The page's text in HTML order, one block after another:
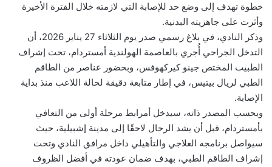
خطوة تهدف إلى وضع حد للإصابة التي لازمته خلال الفترة الأخيرة
وأثرت على جاهزيته البدنية.
وذكر النادي، في بلاغ رسمي صدر يوم الثلاثاء 27 يناير 2026، أن
التدخل الجراحي أُجري بالعاصمة الهولندية أمستردام، تحت إشراف
الطبيب المختص جينو كيركهوفس، وبحضور عناصر من الطاقم
الطبي لريال بيتيس، في إطار متابعة دقيقة لحالة اللاعب منذ بداية
الإصابة.
وبحسب المصدر ذاته، سيدخل أمرابط مرحلة أولى من التعافي
بأمستردام، قبل أن يشد الرحال لاحقًا إلى مدينة إشبيلية، حيث
سيواصل برنامجه العلاجي والتأهيلي داخل مرافق النادي وتحت
إشراف الطاقم الطبي، بهدف ضمان عودته في أفضل الظروف